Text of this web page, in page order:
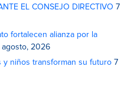
EL CONSEJO DIRECTIVO 7
fortalecen alianza por la
agosto, 2026
y niños transforman su futuro 7